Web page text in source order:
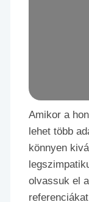
Amikor a
lehet több
könnyen
olvassuk el